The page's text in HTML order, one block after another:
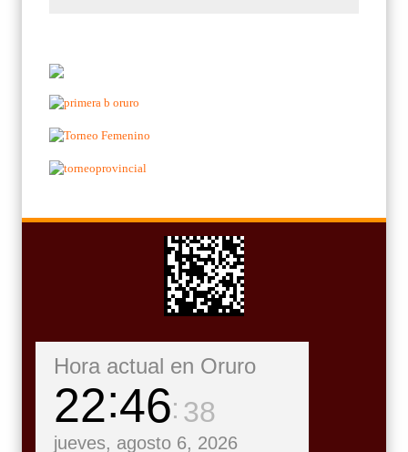
Hora actual en Oruro
22 46 39
jueves, agosto 6, 2026